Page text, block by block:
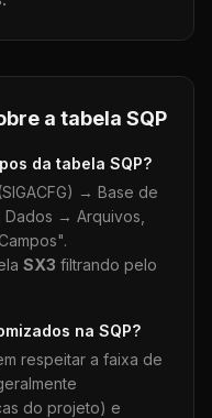
a tabela SQP
da tabela SQP?
→ Base de
→ Arquivos,
SX3 filtrando pelo
na SQP?
respeitar a faixa de
do projeto) e